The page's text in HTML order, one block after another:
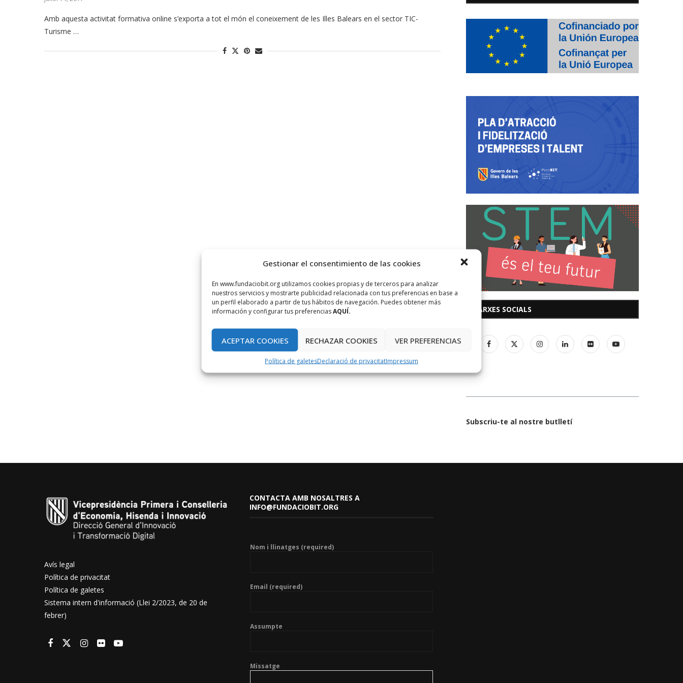
Gestionar el consentimiento de las cookies
En www.fundaciobit.org utilizamos cookies propias y de terceros para analizar
nuestros servicios y mostrarte publicidad relacionada con tus preferencias en base a
un perfil elaborado a partir de tus hábitos de navegación. Puedes obtener más
información y configurar tus preferenciasAQUÍ.
ACEPTAR COOKIES RECHAZAR COOKIES VER PREFERENCIAS
Política de galetesDeclaració de privacitatImpressum
Amb aquesta activitat formativa online s’exporta a tot el món el coneixement de les Illes Balears en el sector TIC-
Turisme …
XARXES SOCIALS
Subscriu-te al nostre butlletí
Avís legal
Política de privacitat
Política de galetes
Sistema intern d'informació (Llei 2/2023, de 20 de
febrer)
CONTACTA AMB NOSALTRES A
INFO@FUNDACIOBIT.ORG
Nom i llinatges (required)
Email (required)
Assumpte
Missatge